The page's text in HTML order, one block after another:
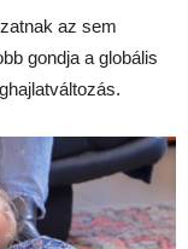
az sem
gondja a globális